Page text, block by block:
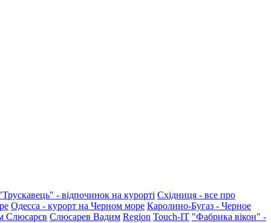
- відпочинок на курорті Східниця - все про
Одесса - курорт на Черном море Каролино-Бугаз - Черное
Слюсарєв Слюсарев Вадим Region Touch-IT "Фабрика вікон" -